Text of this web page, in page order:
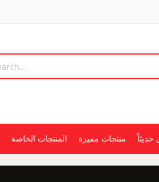
المنتجات الخاصة منتجات مميزة